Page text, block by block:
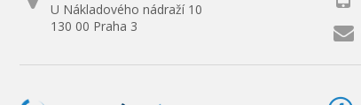
U Nákladového nádraží 10
130 00 Praha 3